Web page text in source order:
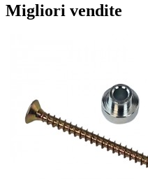
Migliori vendite